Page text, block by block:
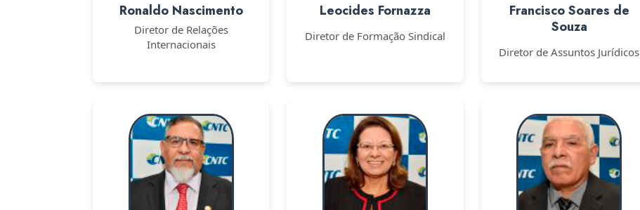
Ronaldo Nascimento
Diretor de Relações
Internacionais
Leocides Fornazza
Diretor de Formação Sindical
Francisco Soares de
Souza
Diretor de Assuntos Jurídicos